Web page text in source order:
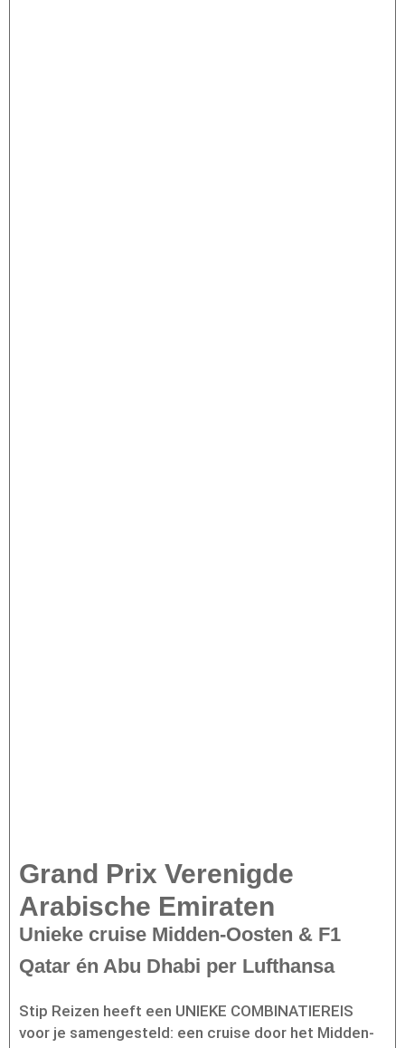
Grand Prix Verenigde
Arabische Emiraten
Unieke cruise Midden-Oosten & F1
Qatar én Abu Dhabi per Lufthansa
Stip Reizen heeft een UNIEKE COMBINATIEREIS
voor je samengesteld: een cruise door het Midden-